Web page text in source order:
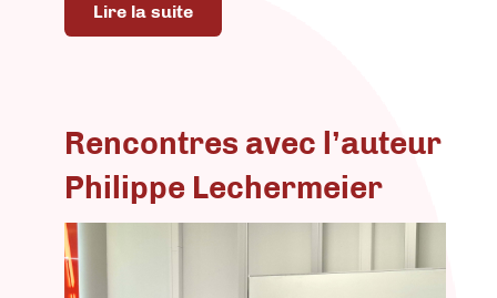
Lire la suite
Rencontres avec l’auteur
Philippe Lechermeier